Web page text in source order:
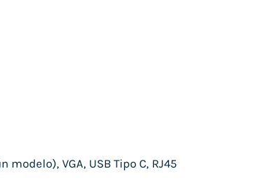
VGA, USB Tipo C, RJ45